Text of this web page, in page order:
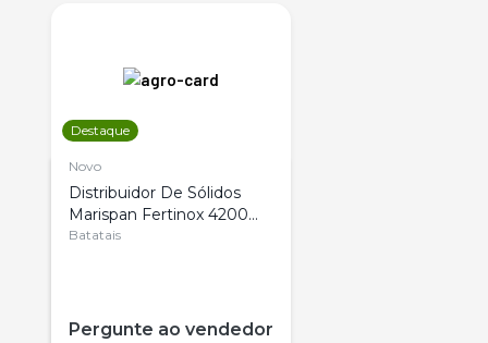
Destaque
Novo
Distribuidor De Sólidos
Marispan Fertinox 4200
Citrus
Batatais
Pergunte ao vendedor